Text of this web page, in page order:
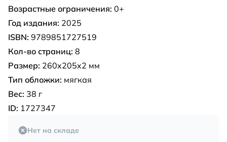
Возрастные ограничения: 0+
Год издания: 2025
ISBN: 9789851727519
Кол-во страниц: 8
Размер: 260x205x2 мм
Тип обложки: мягкая
Вес: 38 г
ID: 1727347
Нет на складе